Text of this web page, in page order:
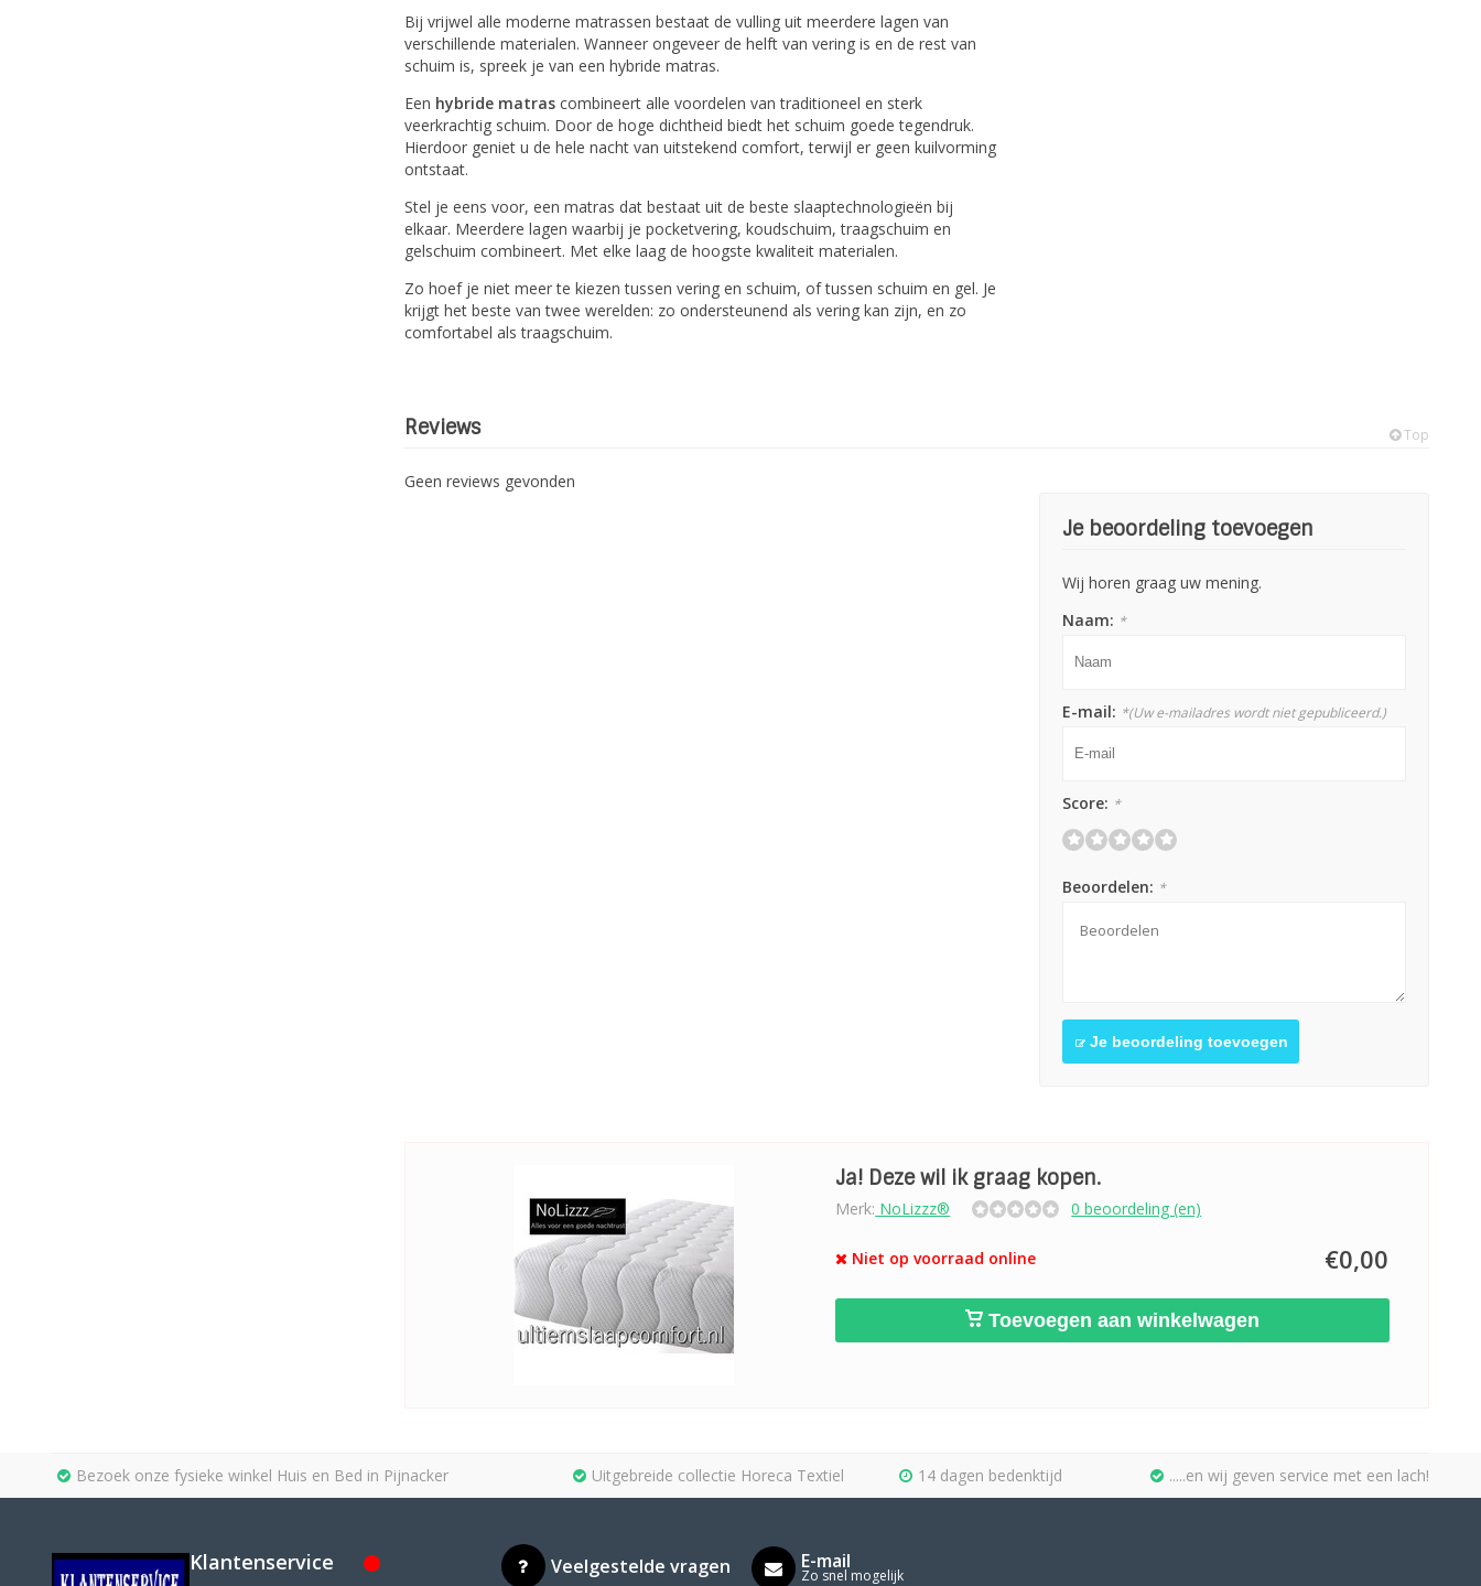
Bij vrijwel alle moderne matrassen bestaat de vulling uit meerdere lagen van
verschillende materialen. Wanneer ongeveer de helft van vering is en de rest van
schuim is, spreek je van een hybride matras.
Een hybride matras combineert alle voordelen van traditioneel en sterk
veerkrachtig schuim. Door de hoge dichtheid biedt het schuim goede tegendruk.
Hierdoor geniet u de hele nacht van uitstekend comfort, terwijl er geen kuilvorming
ontstaat.
Stel je eens voor, een matras dat bestaat uit de beste slaaptechnologieën bij
elkaar. Meerdere lagen waarbij je pocketvering, koudschuim, traagschuim en
gelschuim combineert. Met elke laag de hoogste kwaliteit materialen.
Zo hoef je niet meer te kiezen tussen vering en schuim, of tussen schuim en gel. Je
krijgt het beste van twee werelden: zo ondersteunend als vering kan zijn, en zo
comfortabel als traagschuim.
Reviews Top
Geen reviews gevonden
Je beoordeling toevoegen
Wij horen graag uw mening.
Naam: *
E-mail: *(Uw e-mailadres wordt niet gepubliceerd.)
Score: *
Beoordelen: *
Je beoordeling toevoegen
Ja! Deze wil ik graag kopen.
Merk: NoLizzz® 0 beoordeling (en)
Niet op voorraad online €0,00
Toevoegen aan winkelwagen
Bezoek onze fysieke winkel Huis en Bed in Pijnacker Uitgebreide collectie Horeca Textiel 14 dagen bedenktijd .....en wij geven service met een lach!
Klantenservice Veelgestelde vragen E-mail
Zo snel mogelijk